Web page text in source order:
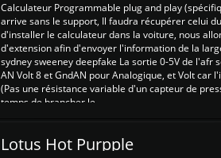
Calculateur Programmable plug and play
arrive sans le support, Il faudra récupérer celui
d'installer le calculateur dans la voiture, nous
d'extension afin d'envoyer l'information de la
sydney sweeney deepfake La sortie 0-5V de l'afr
AN Volt 8 et GndAN pour Analogique, et Volt car
(Pas une résistance variable d'un capteur de
temps de brancher le ...
Lotus Hot Purpple